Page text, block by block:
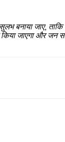
बनाया जाए,
किया जाएगा और जन